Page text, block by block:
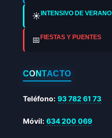
☀️ INTENSIVO DE VERANO
📅 FIESTAS Y PUENTES
CONTACTO
Teléfono: 93 782 61 73
Móvil: 634 200 069